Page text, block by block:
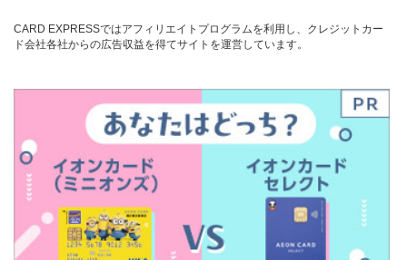
CARD EXPRESSではアフィリエイトプログラムを利用し、クレジットカー
ド会社各社からの広告収益を得てサイトを運営しています。